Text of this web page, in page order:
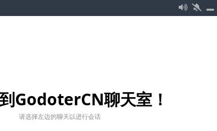
GodoterCN聊天室！
请选择左边的聊天以进行会话